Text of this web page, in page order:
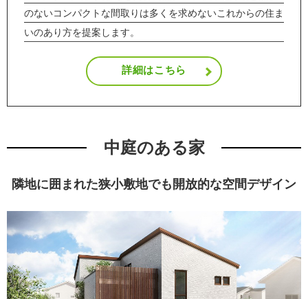
のないコンパクトな間取りは多くを求めないこれからの住ま
いのあり方を提案します。
詳細はこちら
中庭のある家
隣地に囲まれた狭小敷地でも開放的な空間デザイン